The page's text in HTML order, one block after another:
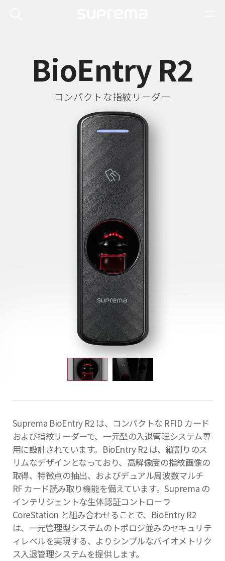
BioEntry R2
コンパクトな指紋リーダー
Suprema BioEntry R2 は、コンパクトな RFID カード
および指紋リーダーで、一元型の入退管理システム専
用に設計されています。BioEntry R2 は、縦割りのス
リムなデザインとなっており、高解像度の指紋画像の
取得、特徴点の抽出、およびデュアル周波数マルチ
RF カード読み取り機能を備えています。Suprema の
インテリジェントな生体認証コントローラ
CoreStation と組み合わせることで、BioEntry R2
は、一元管理型システムのトポロジ並みのセキュリテ
ィレベルを実現する、よりシンプルなバイオメトリク
ス入退管理システムを提供します。